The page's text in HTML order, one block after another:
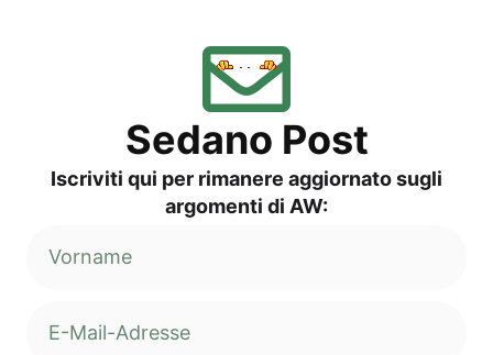
Sed­a­no Post
Iscri­vi­ti qui per rima­ne­re aggior­na­to sug­li
argo­men­ti di AW: